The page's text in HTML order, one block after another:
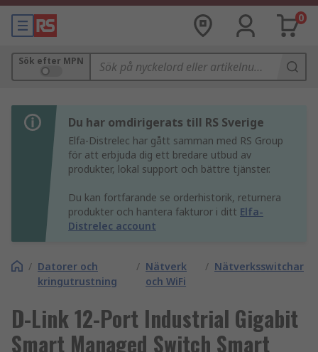
0
Sök efter MPN
Du har omdirigerats till RS Sverige
Elfa-Distrelec har gått samman med RS Group
för att erbjuda dig ett bredare utbud av
produkter, lokal support och bättre tjänster.
Du kan fortfarande se orderhistorik, returnera
produkter och hantera fakturor i ditt Elfa-
Distrelec account
/ Datorer och
kringutrustning
/ Nätverk
och WiFi
/ Nätverksswitchar
D-Link 12-Port Industrial Gigabit
Smart Managed Switch Smart